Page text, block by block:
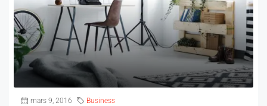
mars 9, 2016 Business